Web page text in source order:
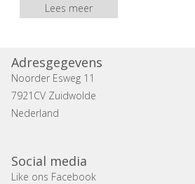
Lees meer
Adresgegevens
Noorder Esweg 11
7921CV Zuidwolde
Nederland
Social media
Like ons Facebook